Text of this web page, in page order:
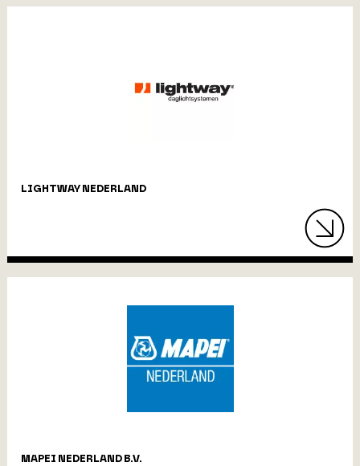
LIGHTWAY NEDERLAND
MAPEI NEDERLAND B.V.